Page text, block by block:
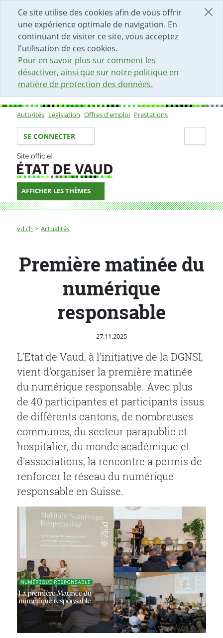
Ce site utilise des cookies afin de vous offrir
une expérience optimale de navigation. En
continuant de visiter ce site, vous acceptez
l'utilisation de ces cookies.
Pour en savoir plus sur comment les
désactiver, ainsi que sur notre politique en
matière de protection des données.
DÉBUT DU CONTENU DE LA PAGE
ACCÈS AU CHAMP DE RECHERCHE
PAGE D'ACCUEIL
FORMULAIRE DE CONTACT
Sous-navigation
Autorités Législation Offres d'emploi Prestations
Votre identité
SE CONNECTER
AFFICHER LES THÈMES
Fil d'Ariane
vd.ch Actualités
Première matinée du numérique responsable
Première matinée du
numérique
responsable
Publié le
27.11.2025
L'Etat de Vaud, à l'initiative de la DGNSI,
vient d'organiser la première matinée
du numérique responsable. Avec plus
de 40 participantes et participants issus
de différents cantons, de nombreuses
communes, du secteur parapublic et
hospitalier, du monde académique et
d'associations, la rencontre a permis de
renforcer le réseau du numérique
responsable en Suisse.